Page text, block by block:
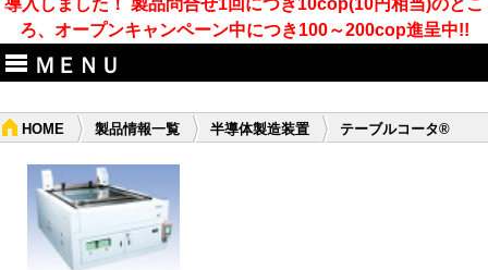
導入しました！ 製品問合せ1回につき10cop(10円相当)のとこ
ろ、オープンキャンペーン中につき100～200cop進呈中!!
ＭＥＮＵ
HOME 製品情報一覧 半導体製造装置 テーブルコータ®